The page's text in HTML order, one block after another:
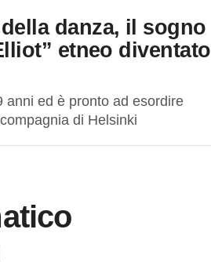
danza, il sogno
etneo diventato
anni ed è pronto ad esordire
di Helsinki